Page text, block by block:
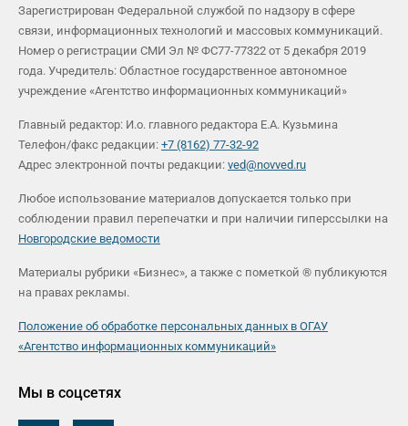
Зарегистрирован Федеральной службой по надзору в сфере
связи, информационных технологий и массовых коммуникаций.
Номер о регистрации СМИ Эл № ФС77-77322 от 5 декабря 2019
года. Учредитель: Областное государственное автономное
учреждение «Агентство информационных коммуникаций»
Главный редактор: И.о. главного редактора Е.А. Кузьмина
Телефон/факс редакции: +7 (8162) 77-32-92
Адрес электронной почты редакции: ved@novved.ru
Любое использование материалов допускается только при
соблюдении правил перепечатки и при наличии гиперссылки на
Новгородские ведомости
Материалы рубрики «Бизнес», а также с пометкой ® публикуются
на правах рекламы.
Положение об обработке персональных данных в ОГАУ
«Агентство информационных коммуникаций»
Мы в соцсетях